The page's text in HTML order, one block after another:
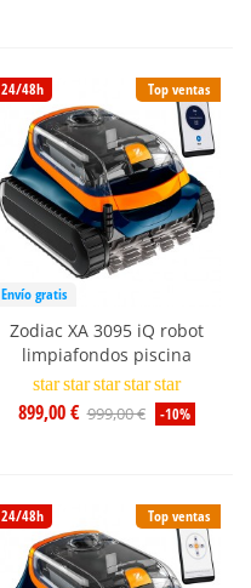
Top ventas
24/48h
Envío gratis
Zodiac XA 3095 iQ robot
limpiafondos piscina
star star star star star
899,00 € 999,00 € -10%
Top ventas
24/48h